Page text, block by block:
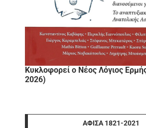
Κυκλοφορεί ο Νέος Λόγιος
2026)
ΑΦΊΣΑ 1821-2021